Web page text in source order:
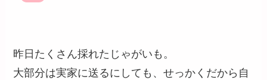
昨日たくさん採れたじゃがいも。
大部分は実家に送るにしても、せっかくだから自